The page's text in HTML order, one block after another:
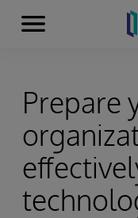
Skip to content
Menu
Prepare